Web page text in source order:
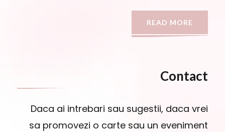
READ MORE
Contact
Daca ai intrebari sau sugestii, daca vrei
sa promovezi o carte sau un eveniment